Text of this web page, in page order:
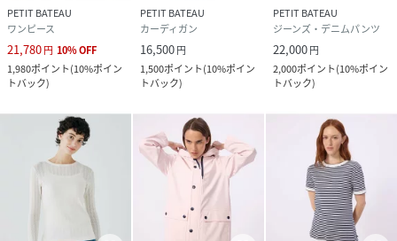
PETIT BATEAU
ワンピース
21,780円 10%OFF
1,980ポイント(10%ポイン
トバック)
PETIT BATEAU
カーディガン
16,500円
1,500ポイント(10%ポイン
トバック)
PETIT BATEAU
ジーンズ・デニムパンツ
22,000円
2,000ポイント(10%ポイン
トバック)